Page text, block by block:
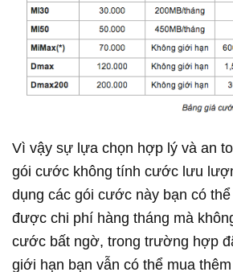
Vì vậy sự lựa chọn hợp lý và an
gói cước không tính cước lưu
dụng các gói cước này bạn có
được chi phí hàng tháng mà
cước bất ngờ, trong trường hợp
giới hạn bạn vẫn có thể mua